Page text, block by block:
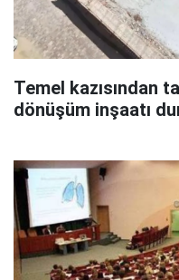
Temel kazısından
dönüşüm inşaatı